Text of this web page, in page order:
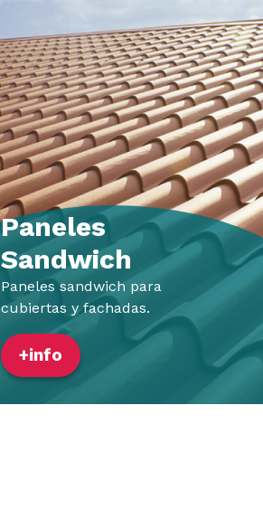
Paneles
Sandwich
Paneles sandwich para
cubiertas y fachadas.
+info